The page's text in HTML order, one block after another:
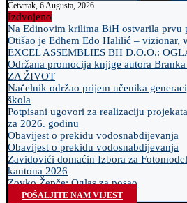
Četvrtak, 6 Augusta, 2026
Izdvojeno
Na Edinovim krilima BiH ostvarila prvu
Otišao je Edhem Edo Halilić – vizionar,
EXCEL ASSEMBLIES BH D.O.O.:
Održana promocija knjige autora
ZA ŽIVOT
Načelnik održao prijem učenika
škola
Potpisani ugovori za realizaciju
za 2026. godinu
Obavijest o prekidu vodosnabdijevanja
Obavijest o prekidu vodosnabdijevanja
Zavidovići domaćin Izbora za
kantona 2026
Zovko Žepče: Oglas za posao
POŠALJITE NAM VIJEST